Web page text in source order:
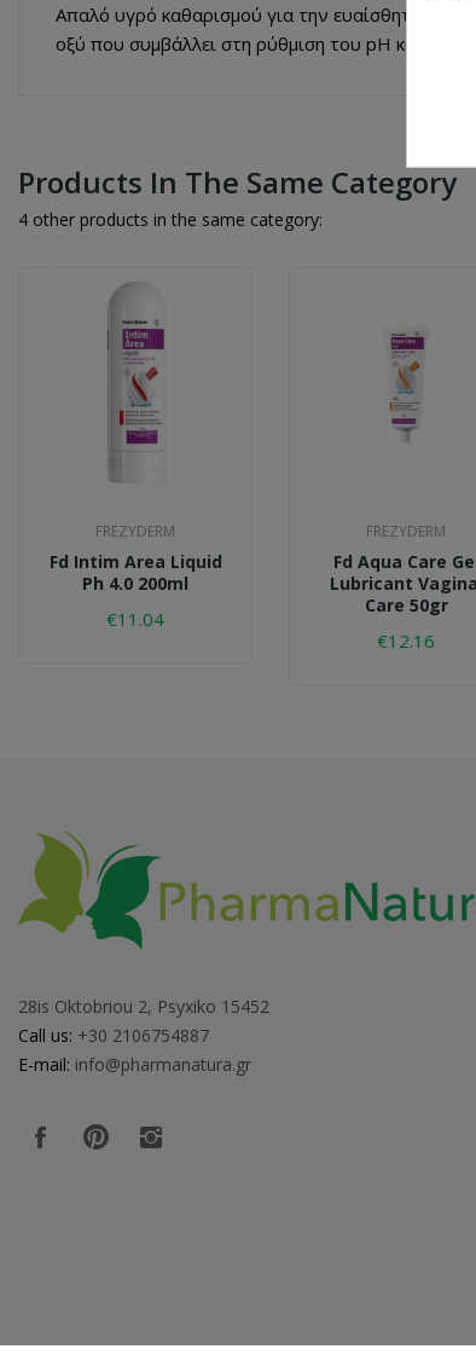
Απαλό υγρό καθαρισμού για την ευαίσθητη
οξύ που συμβάλλει στη ρύθμιση του pH κι έτσι
Products In The Same Category
4 other products in the same category:
FREZYDERM
Fd Intim Area Liquid
Ph 4.0 200ml
€11.04
FREZYDERM
Fd Aqua Care
Lubricant
Care 50gr
€12.16
28is Oktobriou 2, Psyxiko 15452
Call us: +30 2106754887
E-mail: info@pharmanatura.gr